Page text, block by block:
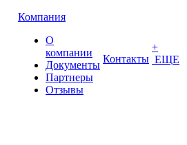
Компания
О
компании
Документы
Партнеры
Отзывы
Контакты
+
ЕЩЕ